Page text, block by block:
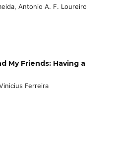
Antonio A. F. Loureiro
My Friends: Having a
Ferreira